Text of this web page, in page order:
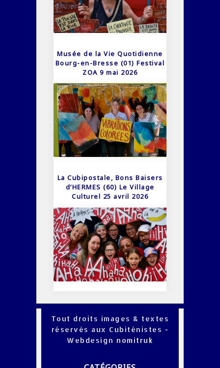
Musée de la Vie Quotidienne
Bourg-en-Bresse (01) Festival
ZOA 9 mai 2026
La Cubipostale, Bons Baisers
d’HERMES (60) Le Village
Culturel 25 avril 2026
Tout droits images & textes
réservés aux Cubiténistes -
Webdesign nomitruk